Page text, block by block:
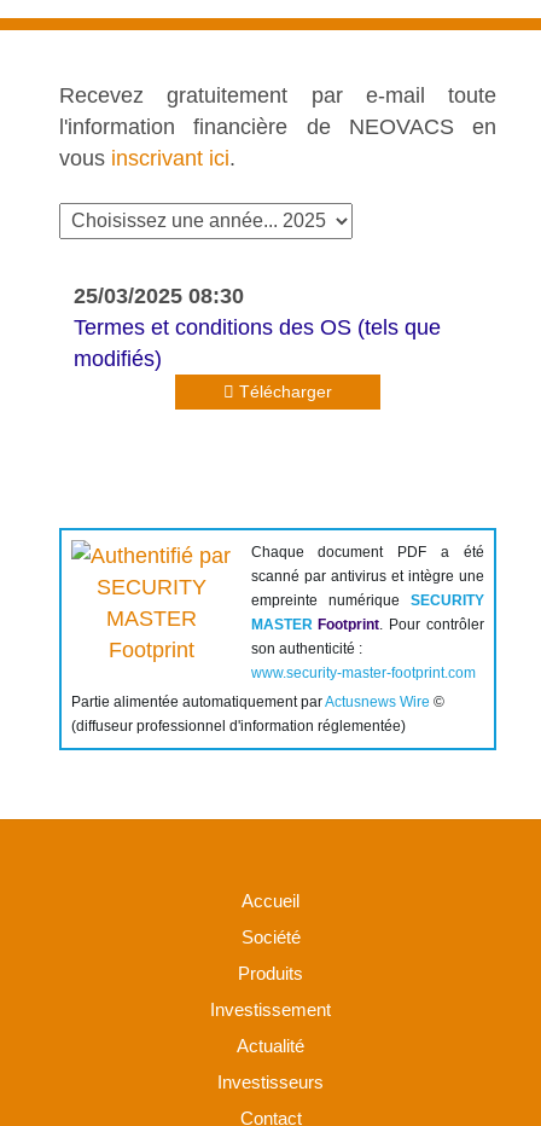
Recevez gratuitement par e-mail toute
l'information financière de NEOVACS en
vous inscrivant ici.
25/03/2025 08:30
Termes et conditions des OS (tels que
modifiés)
Télécharger
Chaque document PDF a été
scanné par antivirus et intègre une
empreinte numérique SECURITY
MASTERFootprint. Pour contrôler
son authenticité :
www.security-master-footprint.com
Partie alimentée automatiquement parActusnews Wire ©
(diffuseur professionnel d'information réglementée)
Accueil
Société
Produits
Investissement
Actualité
Investisseurs
Contact